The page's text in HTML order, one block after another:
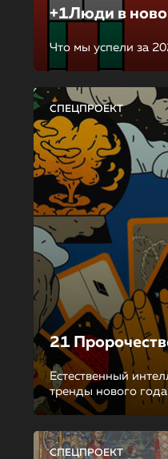
+1Люди в
Что мы успели за
СПЕЦПРОЕКТ
21
Естественный
тренды нового года
СПЕЦПРОЕКТ